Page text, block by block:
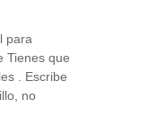
para
Tienes que
. Escribe
no